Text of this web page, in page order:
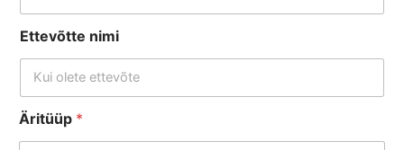
Ettevõtte nimi
ü
Äritüüp *